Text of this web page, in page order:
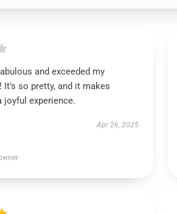
and exceeded my
so pretty, and it makes
joyful experience.
Apr 26, 2025